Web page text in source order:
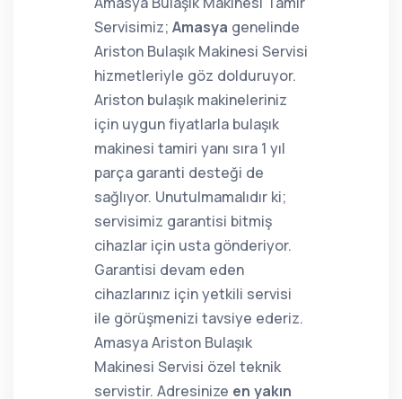
Servisimiz; Amasya genelinde
Ariston Bulaşık Makinesi Servisi
hizmetleriyle göz dolduruyor.
Ariston bulaşık makineleriniz
için uygun fiyatlarla bulaşık
makinesi tamiri yanı sıra 1 yıl
parça garanti desteği de
sağlıyor. Unutulmamalıdır ki;
servisimiz garantisi bitmiş
cihazlar için usta gönderiyor.
Garantisi devam eden
cihazlarınız için yetkili servisi
ile görüşmenizi tavsiye ederiz.
Amasya Ariston Bulaşık
Makinesi Servisi özel teknik
servistir. Adresinize en yakın